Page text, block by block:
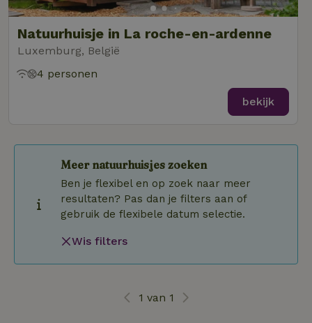
Natuurhuisje in La roche-en-ardenne
Luxemburg, België
4 personen
bekijk
Meer natuurhuisjes zoeken
Ben je flexibel en op zoek naar meer
resultaten? Pas dan je filters aan of
gebruik de flexibele datum selectie.
Wis filters
1 van 1